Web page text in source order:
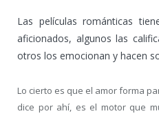
Las películas románticas
aficionados, algunos las
otros los emocionan y hacen
Lo cierto es que el amor forma
dice por ahí, es el motor que